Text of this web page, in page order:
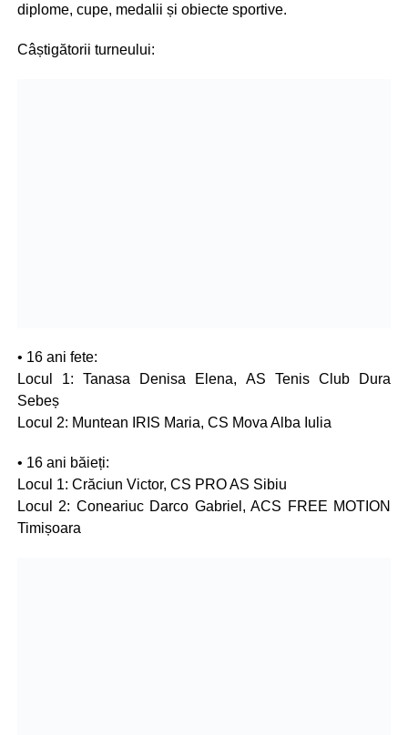
diplome, cupe, medalii și obiecte sportive.
Câștigătorii turneului:
• 16 ani fete:
Locul 1: Tanasa Denisa Elena, AS Tenis Club Dura
Sebeș
Locul 2: Muntean IRIS Maria, CS Mova Alba Iulia
• 16 ani băieți:
Locul 1: Crăciun Victor, CS PRO AS Sibiu
Locul 2: Coneariuc Darco Gabriel, ACS FREE MOTION
Timișoara